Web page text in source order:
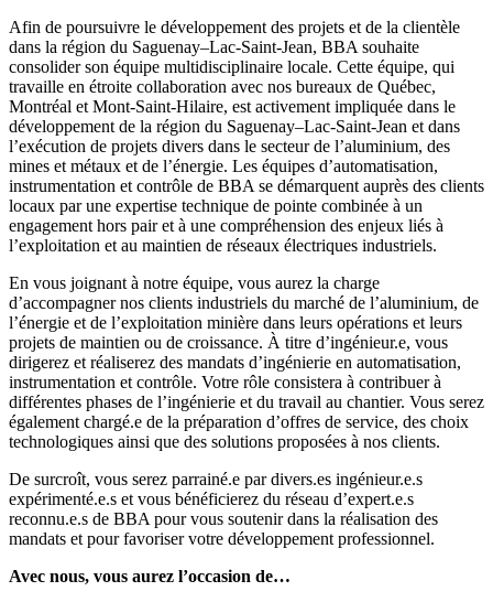
Afin de poursuivre le développement des projets et de la clientèle
dans la région du Saguenay–Lac-Saint-Jean, BBA souhaite
consolider son équipe multidisciplinaire locale. Cette équipe, qui
travaille en étroite collaboration avec nos bureaux de Québec,
Montréal et Mont-Saint-Hilaire, est activement impliquée dans le
développement de la région du Saguenay–Lac-Saint-Jean et dans
l’exécution de projets divers dans le secteur de l’aluminium, des
mines et métaux et de l’énergie. Les équipes d’automatisation,
instrumentation et contrôle de BBA se démarquent auprès des clients
locaux par une expertise technique de pointe combinée à un
engagement hors pair et à une compréhension des enjeux liés à
l’exploitation et au maintien de réseaux électriques industriels.
En vous joignant à notre équipe, vous aurez la charge
d’accompagner nos clients industriels du marché de l’aluminium, de
l’énergie et de l’exploitation minière dans leurs opérations et leurs
projets de maintien ou de croissance. À titre d’ingénieur.e, vous
dirigerez et réaliserez des mandats d’ingénierie en automatisation,
instrumentation et contrôle. Votre rôle consistera à contribuer à
différentes phases de l’ingénierie et du travail au chantier. Vous serez
également chargé.e de la préparation d’offres de service, des choix
technologiques ainsi que des solutions proposées à nos clients.
De surcroît, vous serez parrainé.e par divers.es ingénieur.e.s
expérimenté.e.s et vous bénéficierez du réseau d’expert.e.s
reconnu.e.s de BBA pour vous soutenir dans la réalisation des
mandats et pour favoriser votre développement professionnel.
Avec nous, vous aurez l’occasion de…